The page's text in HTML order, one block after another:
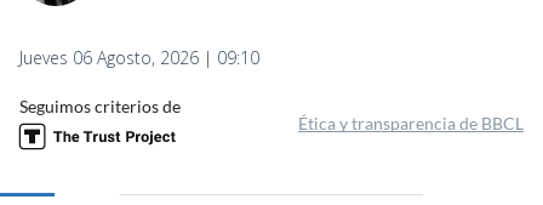
Jueves 06 Agosto, 2026 | 09:10
Seguimos criterios de
Ética y transparencia de BBCL